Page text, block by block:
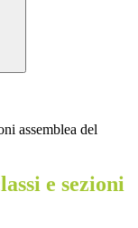
assemblea del
e sezioni